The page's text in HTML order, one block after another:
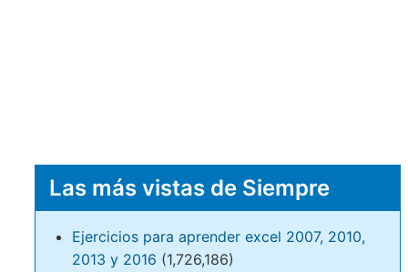
Las más vistas de Siempre
Ejercicios para aprender excel 2007, 2010,
2013 y 2016 (1,726,186)